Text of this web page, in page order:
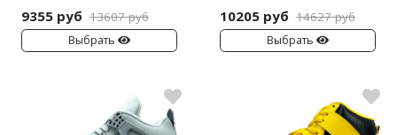
9355 руб 13607 руб
Выбрать
10205 руб 14627 руб
Выбрать